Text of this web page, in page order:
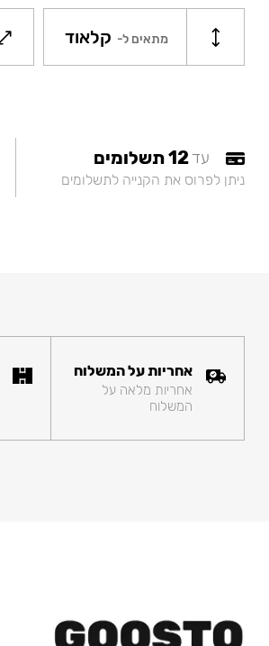
מתאים ל- קלאוד
עד12 תשלומים
ניתן לפרוס את הקנייה לתשלומים
אחריות על המשלוח
אחריות מלאה על
המשלוח